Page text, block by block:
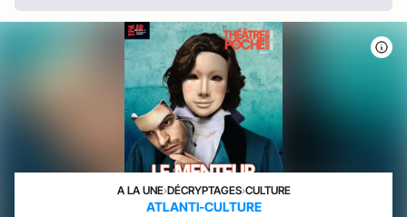
A LA UNE›DÉCRYPTAGES›CULTURE
ATLANTI-CULTURE